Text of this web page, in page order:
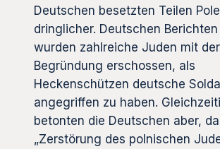
Deutschen besetzten Teilen
dringlicher. Deutschen
wurden zahlreiche Juden mit der
Begründung erschossen, als
Heckenschützen deutsche
angegriffen zu haben.
betonten die Deutschen aber,
„Zerstörung des polnischen